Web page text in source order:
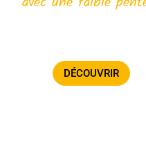
DÉCOUVRIR